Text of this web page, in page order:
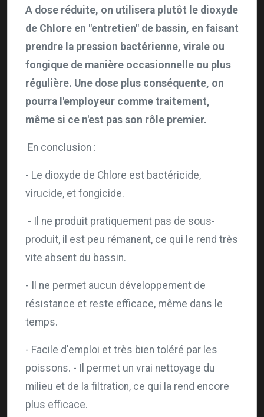
A dose réduite, on utilisera plutôt le dioxyde
de Chlore en "entretien" de bassin, en faisant
prendre la pression bactérienne, virale ou
fongique de manière occasionnelle ou plus
régulière. Une dose plus conséquente, on
pourra l'employeur comme traitement,
même si ce n'est pas son rôle premier.
En conclusion :
- Le dioxyde de Chlore est bactéricide,
virucide, et fongicide.
- Il ne produit pratiquement pas de sous-
produit, il est peu rémanent, ce qui le rend très
vite absent du bassin.
- Il ne permet aucun développement de
résistance et reste efficace, même dans le
temps.
- Facile d'emploi et très bien toléré par les
poissons. - Il permet un vrai nettoyage du
milieu et de la filtration, ce qui la rend encore
plus efficace.